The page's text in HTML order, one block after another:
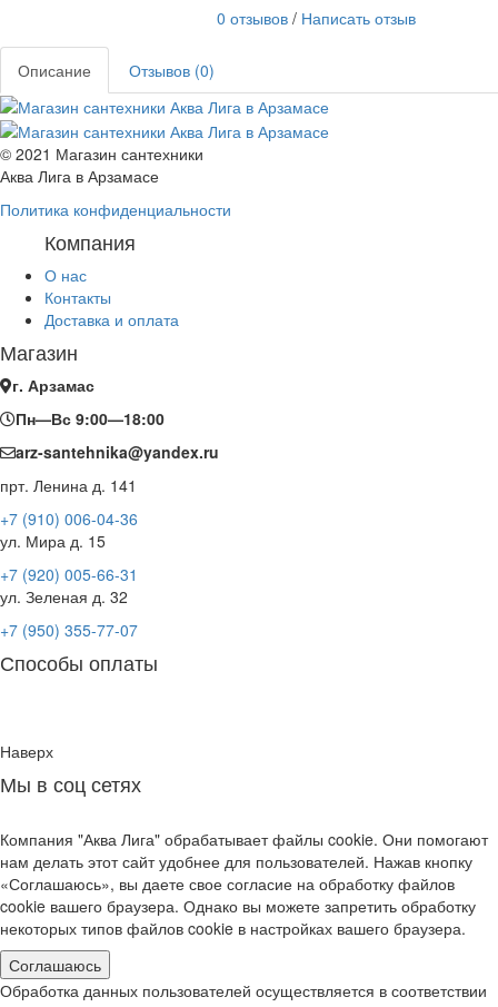
0 отзывов / Написать отзыв
Описание Отзывов (0)
© 2021 Магазин сантехники
Аква Лига в Арзамасе
Политика конфиденциальности
Компания
О нас
Контакты
Доставка и оплата
Магазин
г. Арзамас
Пн—Вс 9:00—18:00
arz-santehnika@yandex.ru
прт. Ленина д. 141
+7 (910) 006-04-36
ул. Мира д. 15
+7 (920) 005-66-31
ул. Зеленая д. 32
+7 (950) 355-77-07
Способы оплаты
Наверх
Мы в соц сетях
Компания "Аква Лига" обрабатывает файлы cookie. Они помогают
нам делать этот сайт удобнее для пользователей. Нажав кнопку
«Соглашаюсь», вы даете свое согласие на обработку файлов
cookie вашего браузера. Однако вы можете запретить обработку
некоторых типов файлов cookie в настройках вашего браузера.
Соглашаюсь
Обработка данных пользователей осуществляется в соответствии